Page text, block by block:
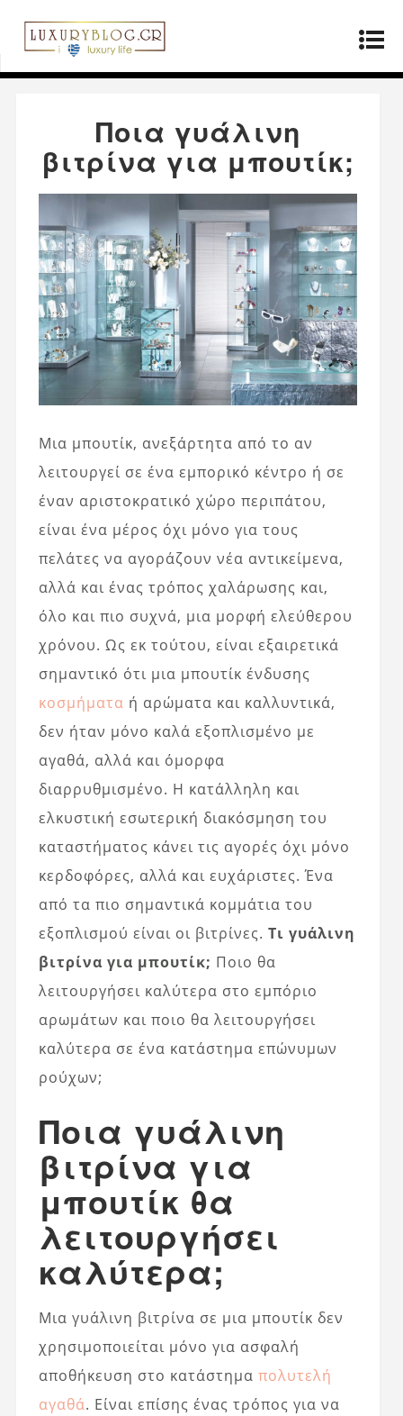
Αρχική σελίδα»ΤΡΟΠΟΣ ΖΩΗΣ
Ποια γυάλινη
βιτρίνα για μπουτίκ;
Ποια γυάλινη
βιτρίνα για μπουτίκ;
Μια μπουτίκ, ανεξάρτητα από το αν
λειτουργεί σε ένα εμπορικό κέντρο ή σε
έναν αριστοκρατικό χώρο περιπάτου,
είναι ένα μέρος όχι μόνο για τους
πελάτες να αγοράζουν νέα αντικείμενα,
αλλά και ένας τρόπος χαλάρωσης και,
όλο και πιο συχνά, μια μορφή ελεύθερου
χρόνου. Ως εκ τούτου, είναι εξαιρετικά
σημαντικό ότι μια μπουτίκ ένδυσης
κοσμήματα ή αρώματα και καλλυντικά,
δεν ήταν μόνο καλά εξοπλισμένο με
αγαθά, αλλά και όμορφα
διαρρυθμισμένο. Η κατάλληλη και
ελκυστική εσωτερική διακόσμηση του
καταστήματος κάνει τις αγορές όχι μόνο
κερδοφόρες, αλλά και ευχάριστες. Ένα
από τα πιο σημαντικά κομμάτια του
εξοπλισμού είναι οι βιτρίνες. Τι γυάλινη
βιτρίνα για μπουτίκ; Ποιο θα
λειτουργήσει καλύτερα στο εμπόριο
αρωμάτων και ποιο θα λειτουργήσει
καλύτερα σε ένα κατάστημα επώνυμων
ρούχων;
Ποια γυάλινη
βιτρίνα για
μπουτίκ θα
λειτουργήσει
καλύτερα;
Μια γυάλινη βιτρίνα σε μια μπουτίκ δεν
χρησιμοποιείται μόνο για ασφαλή
αποθήκευση στο κατάστημα πολυτελή
αγαθά. Είναι επίσης ένας τρόπος για να